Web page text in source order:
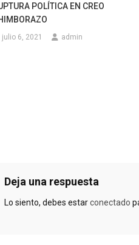
POLÍTICA EN CREO
julio 6, 2021 admin
Deja una respuesta
Lo siento, debes estarconectado